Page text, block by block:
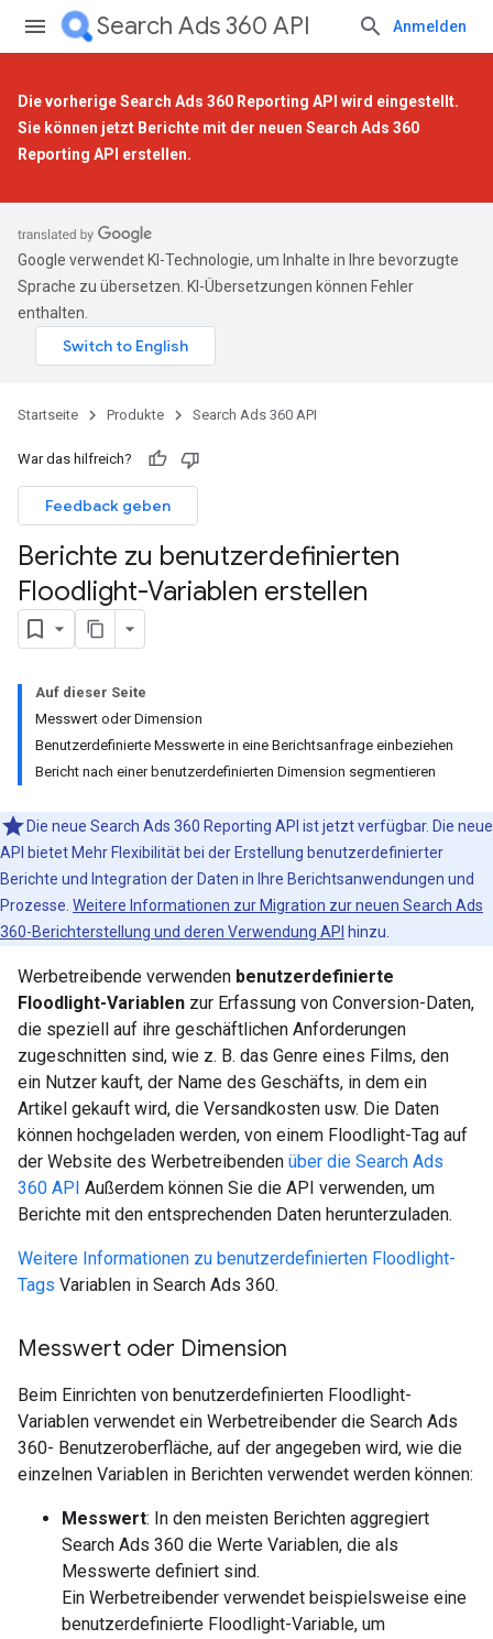
Search Ads 360 API Anmelden
Die vorherige Search Ads 360 Reporting API wird eingestellt.
Sie können jetzt Berichte mit der neuen Search Ads 360
Reporting API erstellen.
Google verwendet KI-Technologie, um Inhalte in Ihre bevorzugte
Sprache zu übersetzen. KI-Übersetzungen können Fehler
enthalten.
Startseite Produkte Search Ads 360 API
War das hilfreich?
Feedback geben
Berichte zu benutzerdefinierten
Floodlight-Variablen erstellen
Auf dieser Seite
Messwert oder Dimension
Benutzerdefinierte Messwerte in eine Berichtsanfrage einbeziehen
Bericht nach einer benutzerdefinierten Dimension segmentieren
Die neue Search Ads 360 Reporting API ist jetzt verfügbar. Die neue
API bietet Mehr Flexibilität bei der Erstellung benutzerdefinierter
Berichte und Integration der Daten in Ihre Berichtsanwendungen und
Prozesse. Weitere Informationen zur Migration zur neuen Search Ads
360-Berichterstellung und deren Verwendung API hinzu.
Werbetreibende verwenden benutzerdefinierte
Floodlight-Variablen zur Erfassung von Conversion-Daten,
die speziell auf ihre geschäftlichen Anforderungen
zugeschnitten sind, wie z. B. das Genre eines Films, den
ein Nutzer kauft, der Name des Geschäfts, in dem ein
Artikel gekauft wird, die Versandkosten usw. Die Daten
können hochgeladen werden, von einem Floodlight-Tag auf
der Website des Werbetreibenden über die Search Ads
360 API Außerdem können Sie die API verwenden, um
Berichte mit den entsprechenden Daten herunterzuladen.
Weitere Informationen zu benutzerdefinierten Floodlight-
Tags Variablen in Search Ads 360.
Messwert oder Dimension
Beim Einrichten von benutzerdefinierten Floodlight-
Variablen verwendet ein Werbetreibender die Search Ads
360- Benutzeroberfläche, auf der angegeben wird, wie die
einzelnen Variablen in Berichten verwendet werden können:
Messwert: In den meisten Berichten aggregiert
Search Ads 360 die Werte Variablen, die als
Messwerte definiert sind.
Ein Werbetreibender verwendet beispielsweise eine
benutzerdefinierte Floodlight-Variable, um